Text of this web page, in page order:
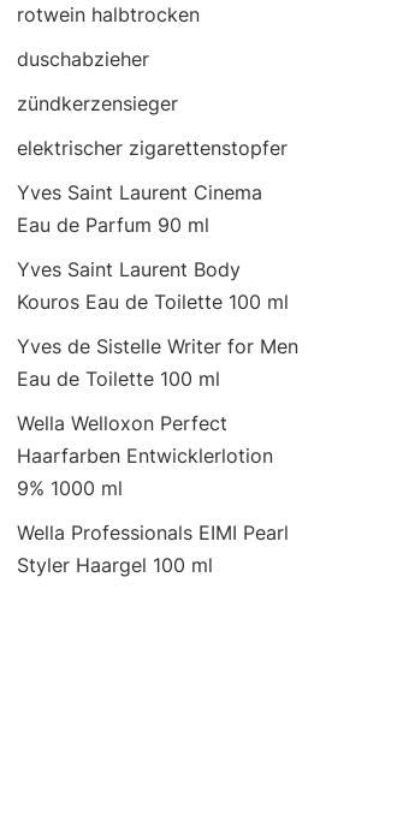
rotwein halbtrocken
duschabzieher
zündkerzensieger
elektrischer zigarettenstopfer
Yves Saint Laurent Cinema
Eau de Parfum 90 ml
Yves Saint Laurent Body
Kouros Eau de Toilette 100 ml
Yves de Sistelle Writer for Men
Eau de Toilette 100 ml
Wella Welloxon Perfect
Haarfarben Entwicklerlotion
9% 1000 ml
Wella Professionals EIMI Pearl
Styler Haargel 100 ml